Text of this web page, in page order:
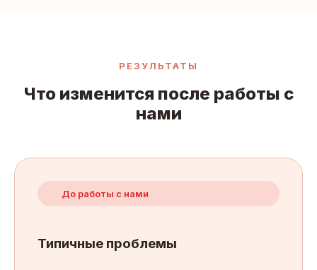
РЕЗУЛЬТАТЫ
Что изменится после работы с
нами
До работы с нами
Типичные проблемы